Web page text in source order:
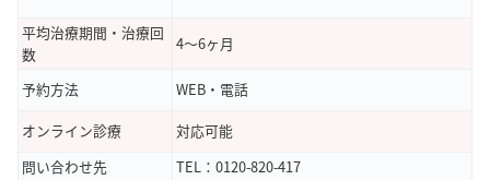
平均治療期間・治療回
数
4～6ヶ月
予約方法
WEB・電話
オンライン診療
対応可能
問い合わせ先
TEL：0120-820-417